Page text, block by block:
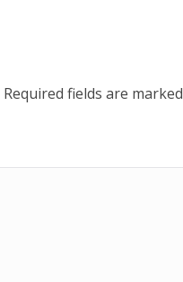
Required fields are marked